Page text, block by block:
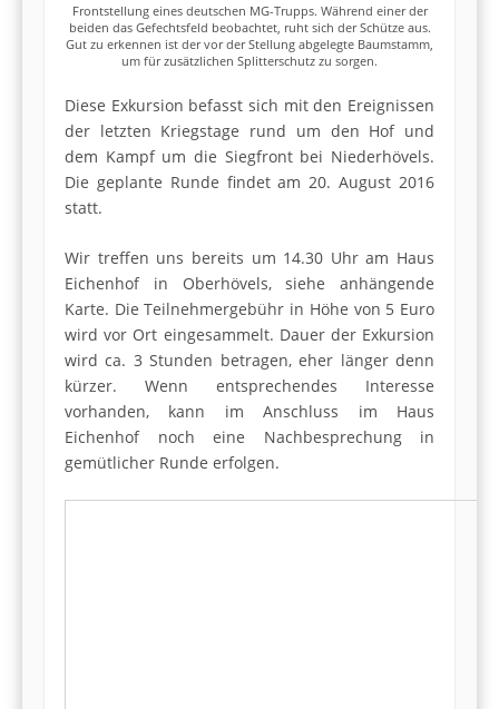
Frontstellung eines deutschen MG-Trupps. Während einer der
beiden das Gefechtsfeld beobachtet, ruht sich der Schütze aus.
Gut zu erkennen ist der vor der Stellung abgelegte Baumstamm,
um für zusätzlichen Splitterschutz zu sorgen.
Diese Exkursion befasst sich mit den Ereignissen
der letzten Kriegstage rund um den Hof und
dem Kampf um die Siegfront bei Niederhövels.
Die geplante Runde findet am 20. August 2016
statt.
Wir treffen uns bereits um 14.30 Uhr am Haus
Eichenhof in Oberhövels, siehe anhängende
Karte. Die Teilnehmergebühr in Höhe von 5 Euro
wird vor Ort eingesammelt. Dauer der Exkursion
wird ca. 3 Stunden betragen, eher länger denn
kürzer. Wenn entsprechendes Interesse
vorhanden, kann im Anschluss im Haus
Eichenhof noch eine Nachbesprechung in
gemütlicher Runde erfolgen.